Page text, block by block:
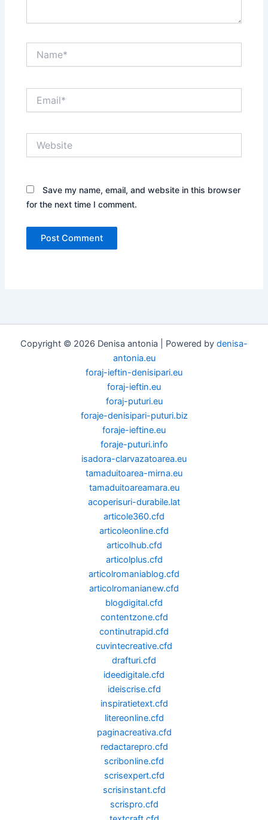
Save my name, email, and website in this browser
for the next time I comment.
Copyright © 2026 Denisa antonia | Powered by denisa-
antonia.eu
foraj-ieftin-denisipari.eu
foraj-ieftin.eu
foraj-puturi.eu
foraje-denisipari-puturi.biz
foraje-ieftine.eu
foraje-puturi.info
isadora-clarvazatoarea.eu
tamaduitoarea-mirna.eu
tamaduitoareamara.eu
acoperisuri-durabile.lat
articole360.cfd
articoleonline.cfd
articolhub.cfd
articolplus.cfd
articolromaniablog.cfd
articolromanianew.cfd
blogdigital.cfd
contentzone.cfd
continutrapid.cfd
cuvintecreative.cfd
drafturi.cfd
ideedigitale.cfd
ideiscrise.cfd
inspiratietext.cfd
litereonline.cfd
paginacreativa.cfd
redactarepro.cfd
scribonline.cfd
scrisexpert.cfd
scrisinstant.cfd
scrispro.cfd